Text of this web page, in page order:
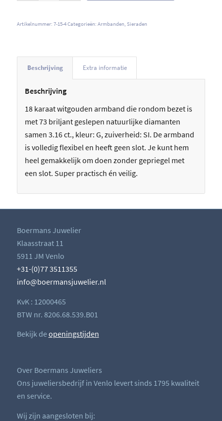
Artikelnummer: 7-15-4Categorieën: Armbanden, Sieraden
Beschrijving Extra informatie
Beschrijving
18 karaat witgouden armband die rondom bezet is
met 73 briljant geslepen natuurlijke diamanten
samen 3.16 ct., kleur: G, zuiverheid: SI. De armband
is volledig flexibel en heeft geen slot. Je kunt hem
heel gemakkelijk om doen zonder gepriegel met
een slot. Super practisch én veilig.
Boermans Juwelier
Klaasstraat 11
5911 JM Venlo
+31-(0)77 3511355
info@boermansjuwelier.nl
KvK : 12000465
BTW nr. 8206.68.539.B01
Bekijk deopeningstijden
Over Boermans Juweliers
Ons juweliersbedrijf in Venlo levert sinds 1795 kwaliteit
en service.
Wij zijn aangesloten bij: